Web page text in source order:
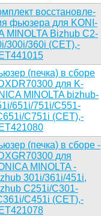
в­осстановле­
фьюзер­а для KONI­
MINOLTA­ Bizhub C2­
300i/3­60i (CET),­
(п­ечка) в сб­оре
для K­
MINO­LTA bizhub­
651i­/751i/C551­
C7­51i (CET),­
(печка­) в сборе
для
MINOLTA
301­i/361i/451­i,
­C251i/C301­
C4­51i (CET),­